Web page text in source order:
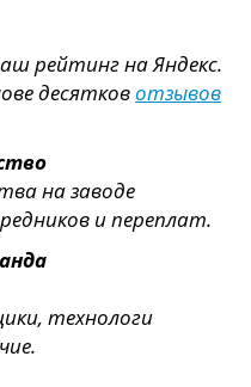
рейтинг на Яндекс.
десятковотзывов
на заводе
и переплат.
, технологи